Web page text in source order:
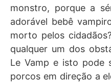
monstro, porque a
adorável bebê
morto pelos
qualquer um dos
Le Vamp e isto pode
porcos em direção a